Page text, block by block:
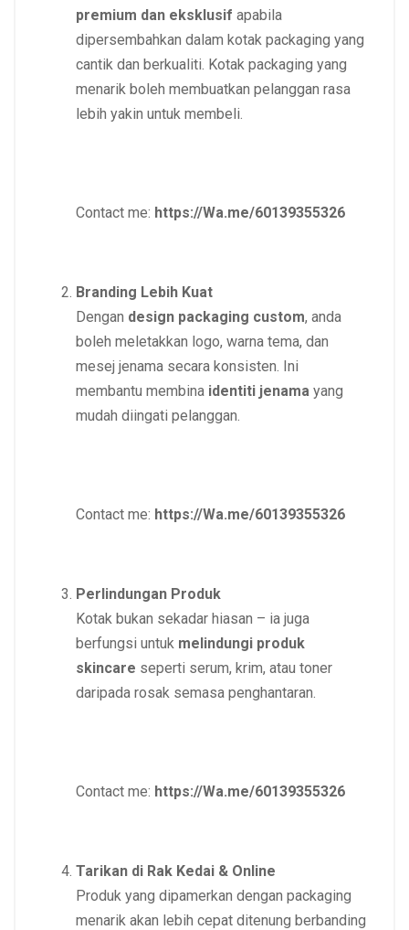
premium dan eksklusif apabila
dipersembahkan dalam kotak packaging yang
cantik dan berkualiti. Kotak packaging yang
menarik boleh membuatkan pelanggan rasa
lebih yakin untuk membeli.
Contact me: https://Wa.me/60139355326
Branding Lebih Kuat
Dengan design packaging custom, anda
boleh meletakkan logo, warna tema, dan
mesej jenama secara konsisten. Ini
membantu membina identiti jenama yang
mudah diingati pelanggan.
Contact me: https://Wa.me/60139355326
Perlindungan Produk
Kotak bukan sekadar hiasan – ia juga
berfungsi untuk melindungi produk
skincare seperti serum, krim, atau toner
daripada rosak semasa penghantaran.
Contact me: https://Wa.me/60139355326
Tarikan di Rak Kedai & Online
Produk yang dipamerkan dengan packaging
menarik akan lebih cepat ditenung berbanding